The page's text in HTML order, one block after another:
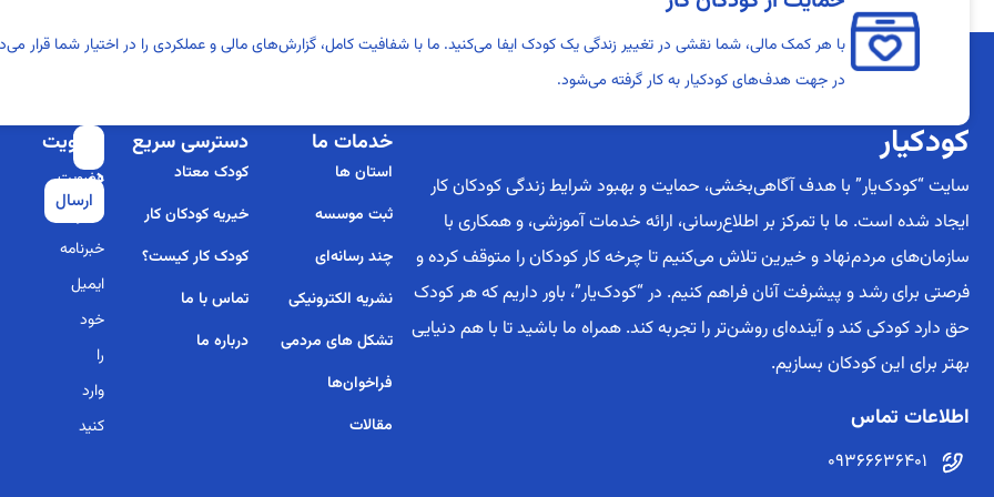
با هر کمک مالی، شما نقشی در تغییر زندگی یک کودک ایفا می‌کنید. ما با شفافیت کامل، گزارش‌های مالی و عملکردی را در اختیار شما
در جهت هدف‌های کودکیار به کار گرفته می‌شود.
کودکیار
سایت “کودک‌یار” با هدف آگاهی‌بخشی، حمایت و بهبود شرایط زندگی کودکان کار
ایجاد شده است. ما با تمرکز بر اطلاع‌رسانی، ارائه خدمات آموزشی، و همکاری با
سازمان‌های مردم‌نهاد و خیرین تلاش می‌کنیم تا چرخه کار کودکان را متوقف کرده و
فرصتی برای رشد و پیشرفت آنان فراهم کنیم. در “کودک‌یار”، باور داریم که هر کودک
حق دارد کودکی کند و آینده‌ای روشن‌تر را تجربه کند. همراه ما باشید تا با هم دنیایی
بهتر برای این کودکان بسازیم.
اطلاعات تماس
09366636401
خدمات ما
استان ها
ثبت موسسه
چند رسانه‌ای
نشریه الکترونیکی
تشکل های مردمی
فراخوان‌ها
مقالات
دسترسی سریع
کودک معتاد
خیریه کودکان کار
کودک کار کیست؟
تماس با ما
درباره ما
عضویت
در
خبرنامه
برای
عضویت
در
خبرنامه
ایمیل
خود
را
وارد
کنید
ارسال